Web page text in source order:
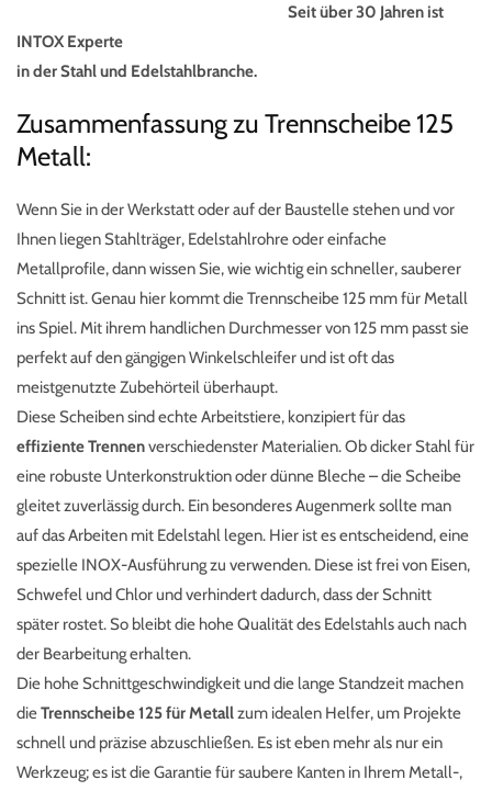
Seit über 30 Jahren ist
INTOX Experte
in der Stahl und Edelstahlbranche.
Zusammenfassung zu Trennscheibe 125
Metall:
Wenn Sie in der Werkstatt oder auf der Baustelle stehen und vor
Ihnen liegen Stahlträger, Edelstahlrohre oder einfache
Metallprofile, dann wissen Sie, wie wichtig ein schneller, sauberer
Schnitt ist. Genau hier kommt die Trennscheibe 125 mm für Metall
ins Spiel. Mit ihrem handlichen Durchmesser von 125 mm passt sie
perfekt auf den gängigen Winkelschleifer und ist oft das
meistgenutzte Zubehörteil überhaupt.
Diese Scheiben sind echte Arbeitstiere, konzipiert für das
effiziente Trennenverschiedenster Materialien. Ob dicker Stahl für
eine robuste Unterkonstruktion oder dünne Bleche – die Scheibe
gleitet zuverlässig durch. Ein besonderes Augenmerk sollte man
auf das Arbeiten mit Edelstahl legen. Hier ist es entscheidend, eine
spezielle INOX-Ausführung zu verwenden. Diese ist frei von Eisen,
Schwefel und Chlor und verhindert dadurch, dass der Schnitt
später rostet. So bleibt die hohe Qualität des Edelstahls auch nach
der Bearbeitung erhalten.
Die hohe Schnittgeschwindigkeit und die lange Standzeit machen
dieTrennscheibe 125 für Metallzum idealen Helfer, um Projekte
schnell und präzise abzuschließen. Es ist eben mehr als nur ein
Werkzeug; es ist die Garantie für saubere Kanten in Ihrem Metall-,